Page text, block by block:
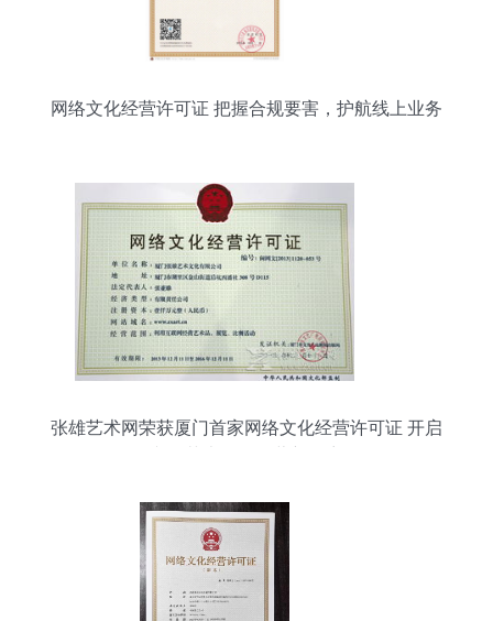
网络文化经营许可证 把握合规要害，护航线上业务
张雄艺术网荣获厦门首家网络文化经营许可证 开启